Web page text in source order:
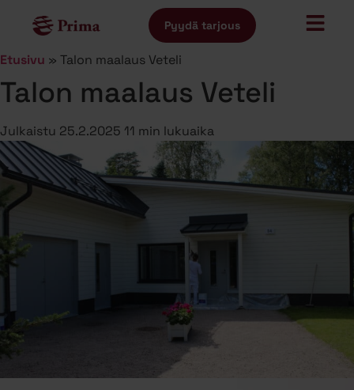
Pyydä tarjous
Etusivu » Talon maalaus Veteli
Talon maalaus Veteli
Julkaistu 25.2.2025 11 min lukuaika